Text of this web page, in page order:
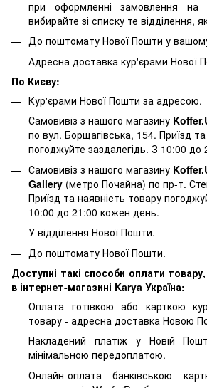
при оформленні замовлення на
вибирайте зі списку те відділення,
До поштомату Нової Пошти у вашому
Адресна доставка кур'єрами Нової
По Києву:
Кур'єрами Нової Пошти за адресою.
Самовивіз з нашого магазину
по вул. Борщагівська, 154. Приїзд
погоджуйте заздалегідь. З 10:00
Самовивіз з нашого магазину
Gallery (метро Почайна) по пр-т.
Приїзд та наявність товару
10:00 до 21:00 кожен день.
У відділення Нової Пошти.
До поштомату Нової Пошти.
Доступні такі способи оплати
в інтернет-магазині Karya Україна:
Оплата готівкою або карткою
товару - адресна доставка Новою
Накладений платіж у Новій
мінімальною передоплатою.
Онлайн-оплата банківською